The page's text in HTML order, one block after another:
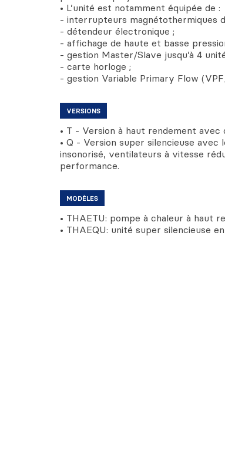
• L’unité est notamment équipée de :
- interrupteurs magnétothermiques
- détendeur électronique ;
- affichage de haute et basse
- gestion Master/Slave jusqu’à 4
- carte horloge ;
- gestion Variable Primary Flow
VERSIONS
• T - Version à haut rendement
• Q - Version super silencieuse
insonorisé, ventilateurs à vitesse
performance.
MODÈLES
• THAETU: pompe à chaleur à haut
• THAEQU: unité super silencieuse